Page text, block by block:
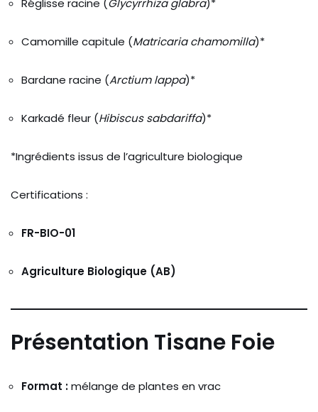
Réglisse racine (Glycyrrhizaglabra)*
Camomille capitule (Matricariachamomilla)*
Bardane racine (Arctiumlappa)*
Karkadé fleur (Hibiscussabdariffa)*
*Ingrédients issus de l’agriculture biologique
Certifications :
FR-BIO-01
Agriculture Biologique (AB)
Présentation Tisane Foie
Format :mélange de plantes en vrac